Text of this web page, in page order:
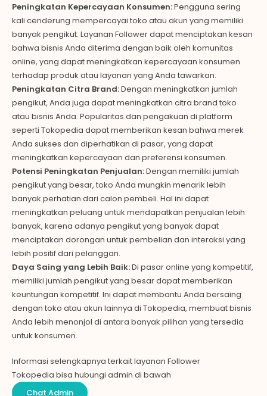
Peningkatan Kepercayaan Konsumen:Pengguna sering
kali cenderung mempercayai toko atau akun yang memiliki
banyak pengikut. Layanan Follower dapat menciptakan kesan
bahwa bisnis Anda diterima dengan baik oleh komunitas
online, yang dapat meningkatkan kepercayaan konsumen
terhadap produk atau layanan yang Anda tawarkan.
Peningkatan Citra Brand:Dengan meningkatkan jumlah
pengikut, Anda juga dapat meningkatkan citra brand toko
atau bisnis Anda. Popularitas dan pengakuan di platform
seperti Tokopedia dapat memberikan kesan bahwa merek
Anda sukses dan diperhatikan di pasar, yang dapat
meningkatkan kepercayaan dan preferensi konsumen.
Potensi Peningkatan Penjualan:Dengan memiliki jumlah
pengikut yang besar, toko Anda mungkin menarik lebih
banyak perhatian dari calon pembeli. Hal ini dapat
meningkatkan peluang untuk mendapatkan penjualan lebih
banyak, karena adanya pengikut yang banyak dapat
menciptakan dorongan untuk pembelian dan interaksi yang
lebih positif dari pelanggan.
Daya Saing yang Lebih Baik:Di pasar online yang kompetitif,
memiliki jumlah pengikut yang besar dapat memberikan
keuntungan kompetitif. Ini dapat membantu Anda bersaing
dengan toko atau akun lainnya di Tokopedia, membuat bisnis
Anda lebih menonjol di antara banyak pilihan yang tersedia
untuk konsumen.
Informasi selengkapnya terkait layanan Follower
Tokopedia bisa hubungi admin di bawah
Chat Admin